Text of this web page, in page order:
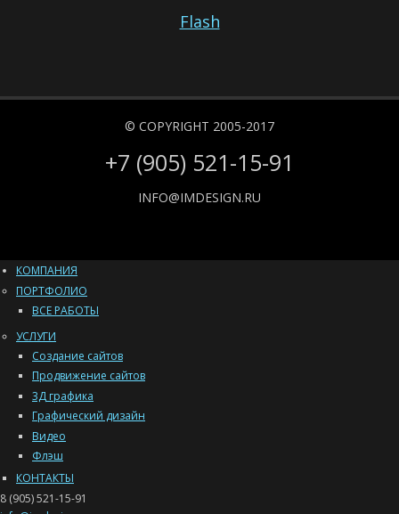
Flash
© COPYRIGHT 2005-2017
+7 (905) 521-15-91
INFO@IMDESIGN.RU
КОМПАНИЯ
ПОРТФОЛИО
ВСЕ РАБОТЫ
УСЛУГИ
Создание сайтов
Продвижение сайтов
3Д графика
Графический дизайн
Видео
Флэш
КОНТАКТЫ
8 (905) 521-15-91